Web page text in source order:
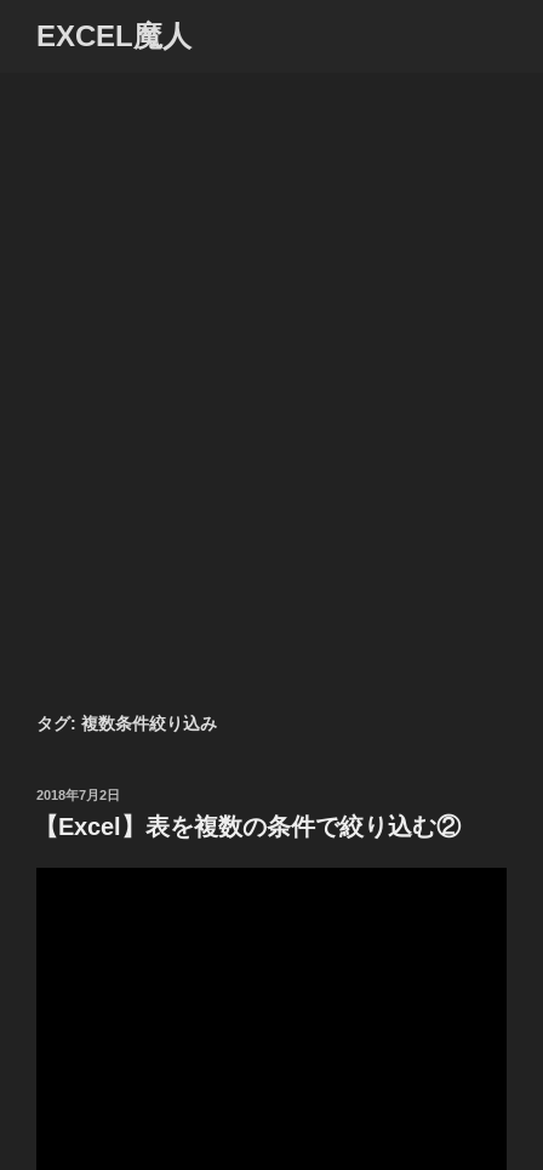
EXCEL魔人
タグ: 複数条件絞り込み
投
日:
2018年7月2日
【Excel】表を複数の条件で絞り込む②